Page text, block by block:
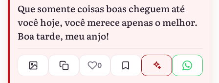
Que somente coisas boas cheguem até
você hoje, você merece apenas o melhor.
Boa tarde, meu anjo!
0